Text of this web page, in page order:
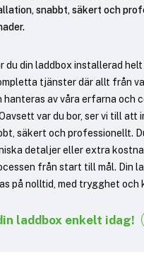
snabbt, säkert och
du din laddbox installerad
tjänster där allt från
av våra erfarna och
var du bor, ser vi till att
säkert och professionellt.
detaljer eller extra
från start till mål. Din
på nolltid, med trygghet och
laddbox enkelt idag!